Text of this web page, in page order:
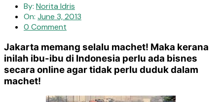
By: Norita Idris
On: June 3, 2013
0 Comment
Jakarta memang selalu machet! Maka kerana
inilah ibu-ibu di Indonesia perlu ada bisnes
secara online agar tidak perlu duduk dalam
machet!